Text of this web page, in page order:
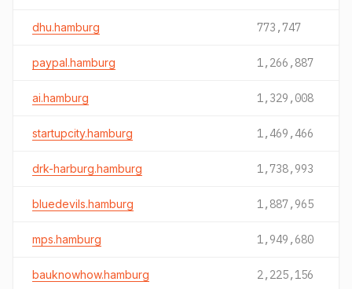
dhu.hamburg 773,747
paypal.hamburg 1,266,887
ai.hamburg 1,329,008
startupcity.hamburg 1,469,466
drk-harburg.hamburg 1,738,993
bluedevils.hamburg 1,887,965
mps.hamburg 1,949,680
bauknowhow.hamburg 2,225,156